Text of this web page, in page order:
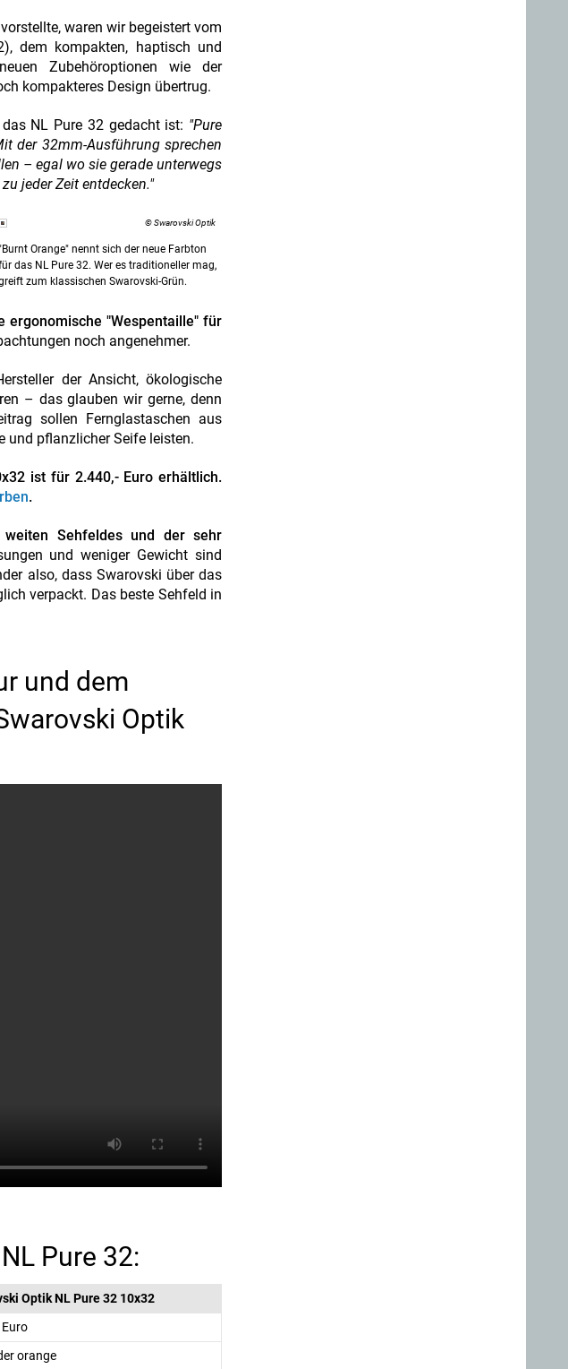
vorstellte, waren wir begeistert vom
dem kompakten, haptisch und
Zubehöroptionen wie der
kompakteres Design übertrug.
NL Pure 32 gedacht ist: "Pure
der 32mm-Ausführung sprechen
– egal wo sie gerade unterwegs
jeder Zeit entdecken."
© Swarovski Optik
Orange" nennt sich der neue Farbton
das NL Pure 32. Wer es traditioneller mag,
zum klassischen Swarovski-Grün.
ergonomische "Wespentaille" für
noch angenehmer.
der Ansicht, ökologische
– das glauben wir gerne, denn
sollen Fernglastaschen aus
und pflanzlicher Seife leisten.
ist für 2.440,- Euro erhältlich.
.
Sehfeldes und der sehr
und weniger Gewicht sind
also, dass Swarovski über das
verpackt. Das beste Sehfeld in
und dem
Optik
Pure 32:
Optik NL Pure 32 10x32
orange